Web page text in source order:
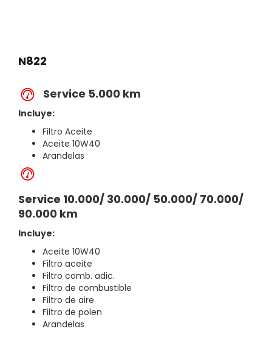
N822
Service 5.000 km
Incluye:
Filtro Aceite
Aceite 10W40
Arandelas
Service 10.000/ 30.000/ 50.000/ 70.000/
90.000 km
Incluye:
Aceite 10W40
Filtro aceite
Filtro comb. adic.
Filtro de combustible
Filtro de aire
Filtro de polen
Arandelas